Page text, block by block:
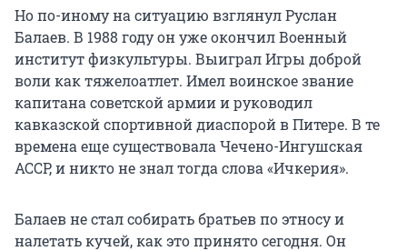
Но по-иному на ситуацию взглянул Руслан
Балаев. В 1988 году он уже окончил Военный
институт физкультуры. Выиграл Игры доброй
воли как тяжелоатлет. Имел воинское звание
капитана советской армии и руководил
кавказской спортивной диаспорой в Питере. В те
времена еще существовала Чечено-Ингушская
АССР, и никто не знал тогда слова «Ичкерия».
Балаев не стал собирать братьев по этносу и
налетать кучей, как это принято сегодня. Он